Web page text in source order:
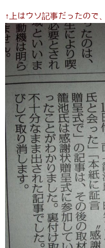
↑上はウソ記事だったので